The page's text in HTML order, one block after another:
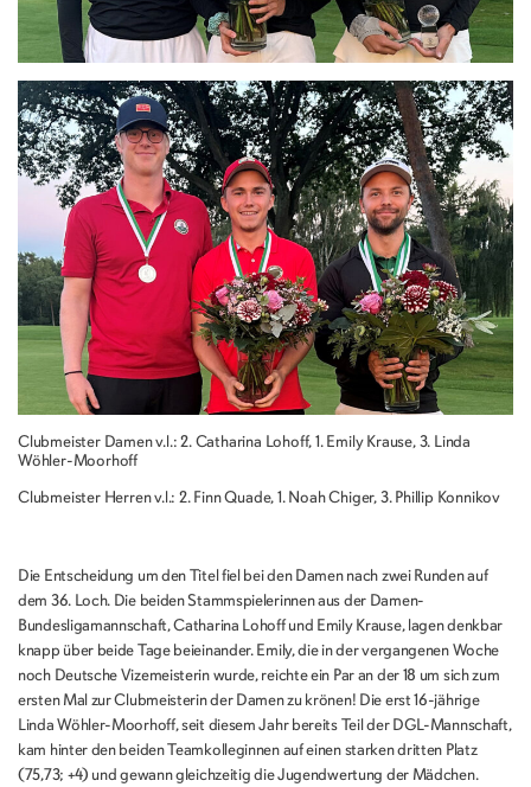
Clubmeister Damen v.l.: 2. Catharina Lohoff, 1. Emily Krause, 3. Linda
Wöhler-Moorhoff
Clubmeister Herren v.l.: 2. Finn Quade, 1. Noah Chiger, 3. Phillip Konnikov
Die Entscheidung um den Titel fiel bei den Damen nach zwei Runden auf
dem 36. Loch. Die beiden Stammspielerinnen aus der Damen-
Bundesligamannschaft, Catharina Lohoff und Emily Krause, lagen denkbar
knapp über beide Tage beieinander. Emily, die in der vergangenen Woche
noch Deutsche Vizemeisterin wurde, reichte ein Par an der 18 um sich zum
ersten Mal zur Clubmeisterin der Damen zu krönen! Die erst 16-jährige
Linda Wöhler-Moorhoff, seit diesem Jahr bereits Teil der DGL-Mannschaft,
kam hinter den beiden Teamkolleginnen auf einen starken dritten Platz
(75,73; +4) und gewann gleichzeitig die Jugendwertung der Mädchen.